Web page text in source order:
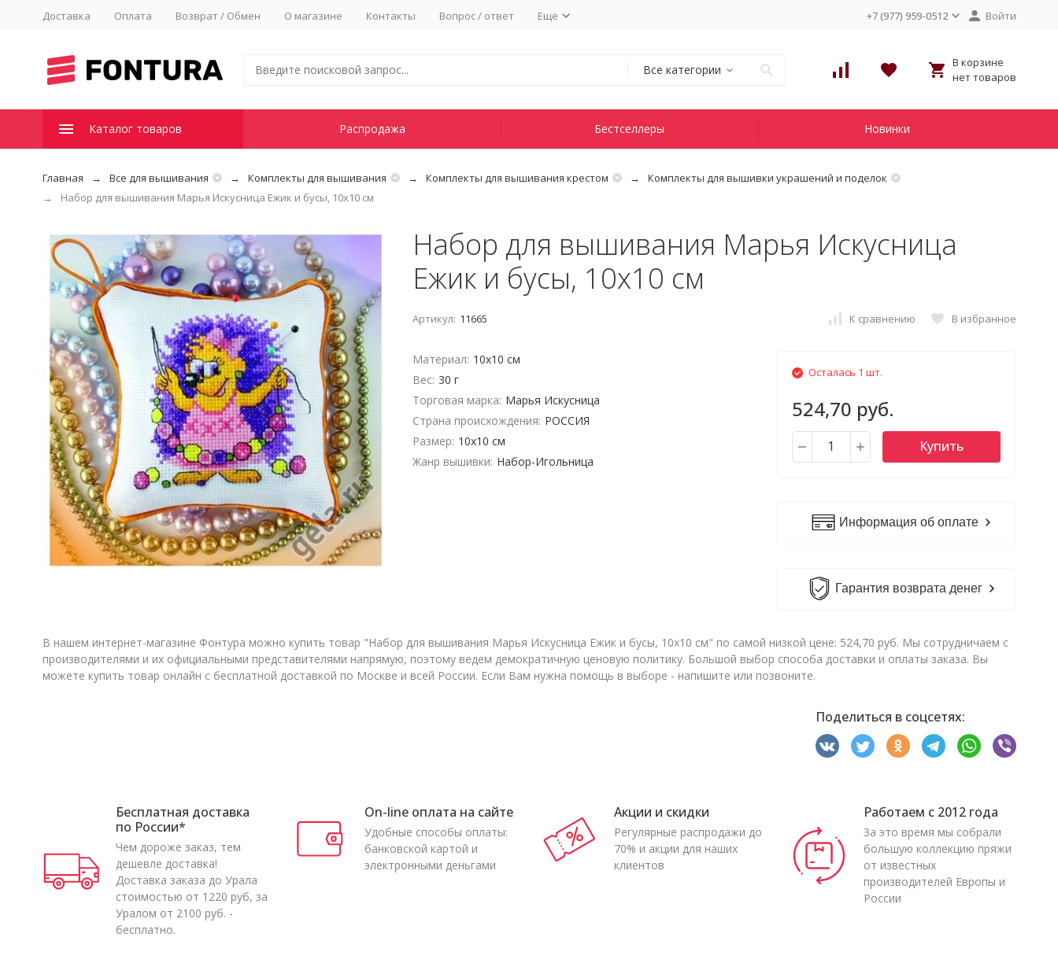
Доставка Оплата Возврат / Обмен О магазине Контакты Вопрос / ответ Ещё +7 (977) 959-0512 Войти
Все категории
В корзине
нет товаров
Каталог товаров Распродажа Бестселлеры Новинки
Главная Все для вышивания Комплекты для вышивания Комплекты для вышивания крестом
Комплекты для вышивки украшений и поделок
Набор для вышивания Марья Искусница Ежик и бусы, 10х10 см
Набор для вышивания Марья Искусница
Ежик и бусы, 10х10 см
Артикул: 11665 К сравнению В избранное
Материал: 10х10 см
Вес: 30 г
Торговая марка: Марья Искусница
Страна происхождения: РОССИЯ
Размер: 10х10 см
Жанр вышивки: Набор-Игольница
Осталась 1 шт.
524,70 руб.
Купить
Информация об оплате
Гарантия возврата денег
В нашем интернет-магазине Фонтура можно купить товар "Набор для вышивания Марья Искусница Ежик и бусы, 10х10 см" по самой низкой цене: 524,70 руб. Мы сотрудничаем с
производителями и их официальными представителями напрямую, поэтому ведем демократичную ценовую политику. Большой выбор способа доставки и оплаты заказа. Вы
можете купить товар онлайн с бесплатной доставкой по Москве и всей России. Если Вам нужна помощь в выборе - напишите или позвоните.
Поделиться в соцсетях:
Бесплатная доставка
по России*
Чем дороже заказ, тем
дешевле доставка!
Доставка заказа до Урала
стоимостью от 1220 руб, за
Уралом от 2100 руб. -
бесплатно.
On-line оплата на сайте
Удобные способы оплаты:
банковской картой и
электронными деньгами
Акции и скидки
Регулярные распродажи до
70% и акции для наших
клиентов
Работаем с 2012 года
За это время мы собрали
большую коллекцию пряжи
от известных
производителей Европы и
России